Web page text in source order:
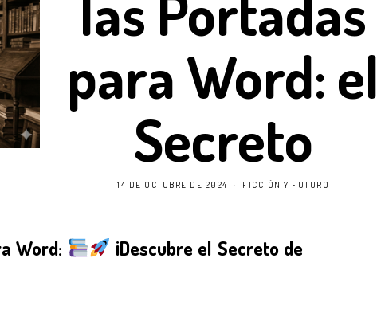
para Word: el
Secreto
14 DE OCTUBRE DE 2024 FICCIÓN Y FUTURO
Word: ¡Descubre el Secreto de